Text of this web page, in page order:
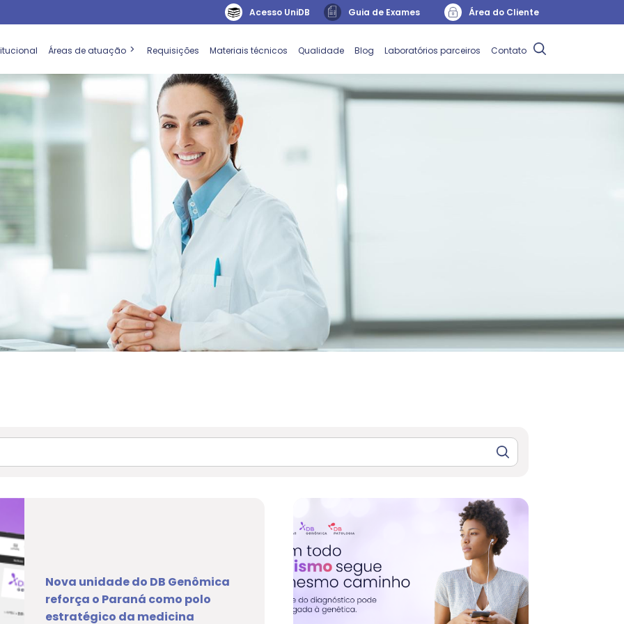
Acesso UniDB Guia de Exames Área do Cliente
Áreas de atuação Requisições Materiais técnicos Qualidade Blog Laboratórios parceiros Contato
Nova unidade do DB Genômica
reforça o Paraná como polo
estratégico da medicina